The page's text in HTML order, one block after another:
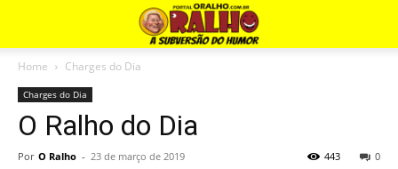
Home Charges do Dia
Charges do Dia
O Ralho do Dia
Por O Ralho - 23 de março de 2019 0
443